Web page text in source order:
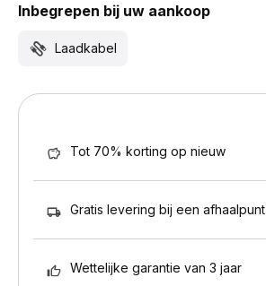
Inbegrepen bij uw aankoop
Laadkabel
Tot 70% korting op nieuw
Gratis levering bij een afhaalpunt
Wettelijke garantie van 3 jaar